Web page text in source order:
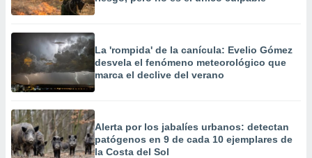
La 'rompida' de la canícula: Evelio Gómez
desvela el fenómeno meteorológico que
marca el declive del verano
Alerta por los jabalíes urbanos: detectan
patógenos en 9 de cada 10 ejemplares de
la Costa del Sol